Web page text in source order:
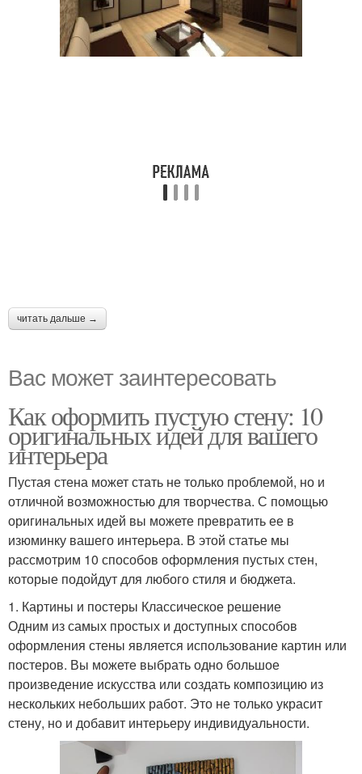
читать дальше →
Вас может заинтересовать
Как оформить пустую стену: 10
оригинальных идей для вашего
интерьера
Пустая стена может стать не только проблемой, но и
отличной возможностью для творчества. С помощью
оригинальных идей вы можете превратить ее в
изюминку вашего интерьера. В этой статье мы
рассмотрим 10 способов оформления пустых стен,
которые подойдут для любого стиля и бюджета.
1. Картины и постеры Классическое решение
Одним из самых простых и доступных способов
оформления стены является использование картин или
постеров. Вы можете выбрать одно большое
произведение искусства или создать композицию из
нескольких небольших работ. Это не только украсит
стену, но и добавит интерьеру индивидуальности.